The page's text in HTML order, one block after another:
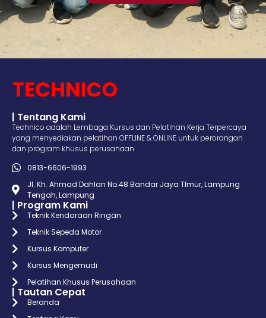
| Tentang Kami
Technico adalah Lembaga Kursus dan Pelatihan Kerja Terpercaya
yang menyediakan pelatihan OFFLINE & ONLINE untuk perorangan
dan program khusus perusahaan
0813-6606-1993
Jl. Kh. Ahmad Dahlan No.48 Bandar Jaya TImur, Lampung
Tengah, Lampung
| Program Kami
Teknik Kendaraan Ringan
Teknik Sepeda Motor
Kursus Komputer
Kursus Mengemudi
Pelatihan Khusus Perusahaan
| Tautan Cepat
Beranda